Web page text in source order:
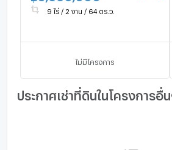
9 ไร่ / 2 งาน / 64 ตร.ว.
ไม่มีโครงการ
ประกาศเช่าที่ดินในโครงการอื่